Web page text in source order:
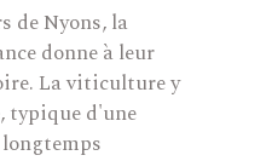
de Nyons, la
donne à leur
La viticulture y
typique d'une